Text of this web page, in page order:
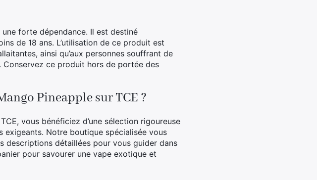
forte dépendance. Il est destiné
de 18 ans. L’utilisation de ce produit est
ainsi qu’aux personnes souffrant de
ce produit hors de portée des
Pineapple sur TCE ?
vous bénéficiez d’une sélection rigoureuse
Notre boutique spécialisée vous
descriptions détaillées pour vous guider dans
pour savourer une vape exotique et